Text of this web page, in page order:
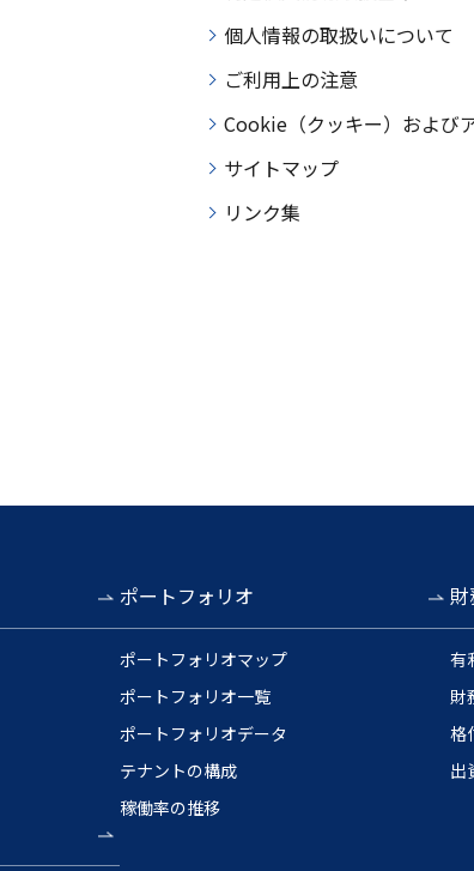
個人情報の取扱いについて
ご利用上の注意
Cookie（クッキー）および
サイトマップ
リンク集
ポートフォリオ
ポートフォリオマップ
ポートフォリオ一覧
ポートフォリオデータ
テナントの構成
稼働率の推移
財
有
財
格
出